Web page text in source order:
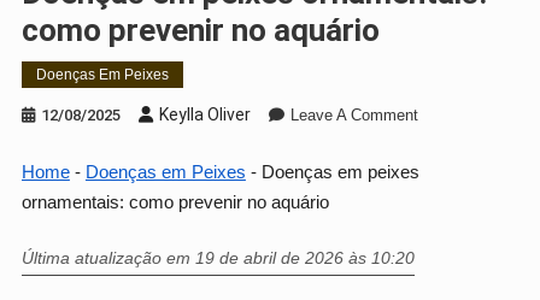
como prevenir no aquário
Doenças Em Peixes
12/08/2025 Keylla Oliver Leave A CommentOn
Em
Home- Doenças em Peixes - Doenças em peixes
ornamentais: como prevenir no aquário
Última atualização em 19 de abril de 2026 às 10:20